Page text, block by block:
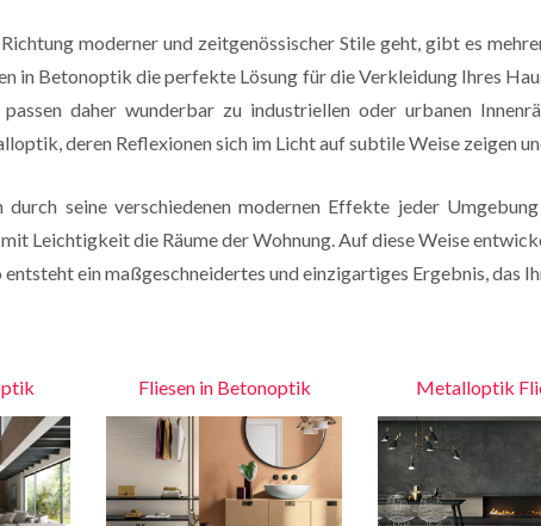
moderner und zeitgenössischer Stile geht, gibt es
in Betonoptik die perfekte Lösung für die Verkleidung Ihres
daher wunderbar zu industriellen oder urbanen
deren Reflexionen sich im Licht auf subtile Weise zeigen
seine verschiedenen modernen Effekte jeder
Leichtigkeit die Räume der Wohnung. Auf diese Weise
entsteht ein maßgeschneidertes und einzigartiges Ergebnis, das
Fliesen in Betonoptik Metalloptik